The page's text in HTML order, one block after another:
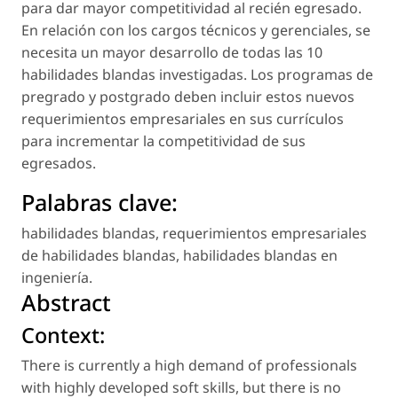
para dar mayor competitividad al recién egresado.
En relación con los cargos técnicos y gerenciales, se
necesita un mayor desarrollo de todas las 10
habilidades blandas investigadas. Los programas de
pregrado y postgrado deben incluir estos nuevos
requerimientos empresariales en sus currículos
para incrementar la competitividad de sus
egresados.
Palabras clave:
habilidades blandas, requerimientos empresariales
de habilidades blandas, habilidades blandas en
ingeniería.
Abstract
Context:
There is currently a high demand of professionals
with highly developed soft skills, but there is no